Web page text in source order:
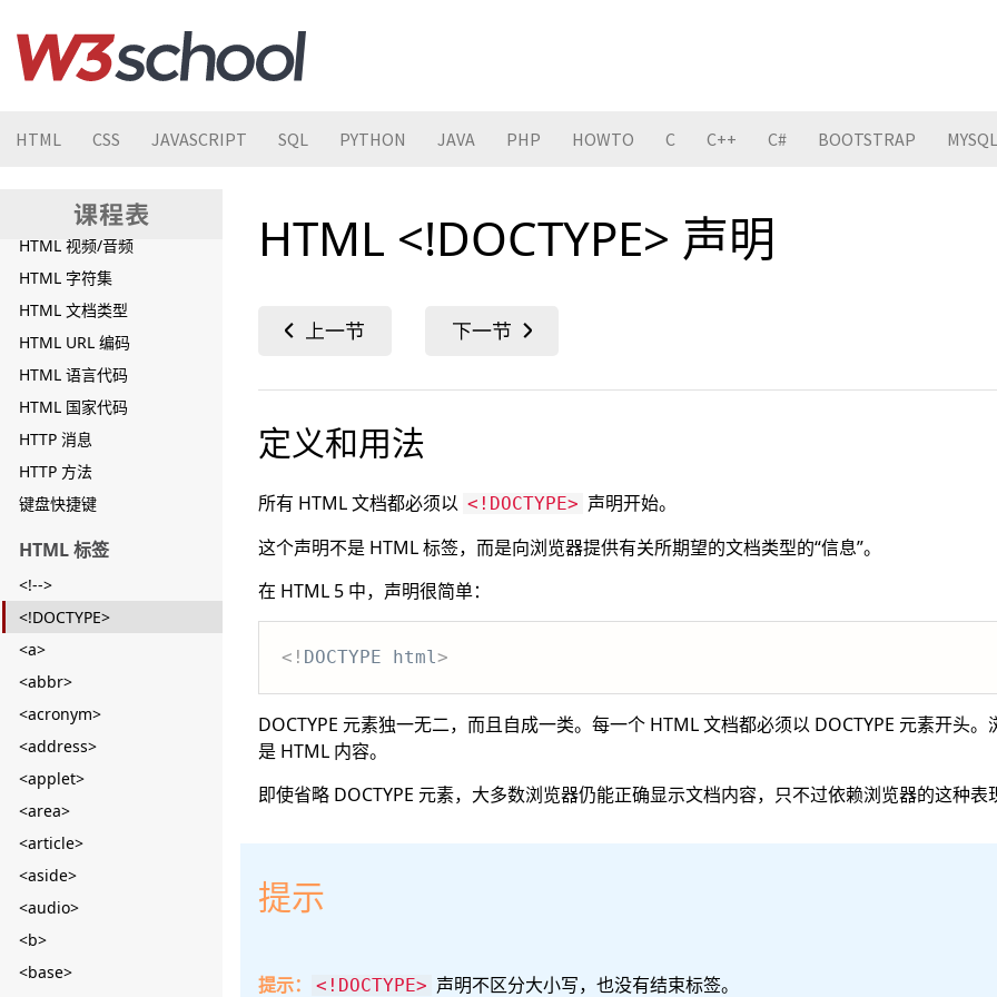
HTML CSS JAVASCRIPT SQL PYTHON JAVA PHP HOWTO C C++ C# BOOTSTRAP MYSQL
HTML 元素（功能排序）
HTML 浏览器支持
HTML 事件
HTML 画布
HTML 视频/音频
HTML 字符集
HTML 文档类型
HTML URL 编码
HTML 语言代码
HTML 国家代码
HTTP 消息
HTTP 方法
键盘快捷键
HTML 标签
<!-->
<!DOCTYPE>
<a>
<abbr>
<acronym>
<address>
<applet>
<area>
<article>
<aside>
<audio>
<b>
<base>
HTML <!DOCTYPE> 声明
定义和用法
所有 HTML 文档都必须以 <!DOCTYPE> 声明开始。
这个声明不是 HTML 标签，而是向浏览器提供有关所期望的文档类型的“信息”。
在 HTML 5 中，声明很简单：
<! DOCTYPE html>
DOCTYPE 元素独一无二，而且自成一类。每一个 HTML 文档都必须以 DOCTYPE 元素开头
是 HTML 内容。
即使省略 DOCTYPE 元素，大多数浏览器仍能正确显示文档内容，只不过依赖浏览器的这种表
提示
提示： <!DOCTYPE> 声明不区分大小写，也没有结束标签。